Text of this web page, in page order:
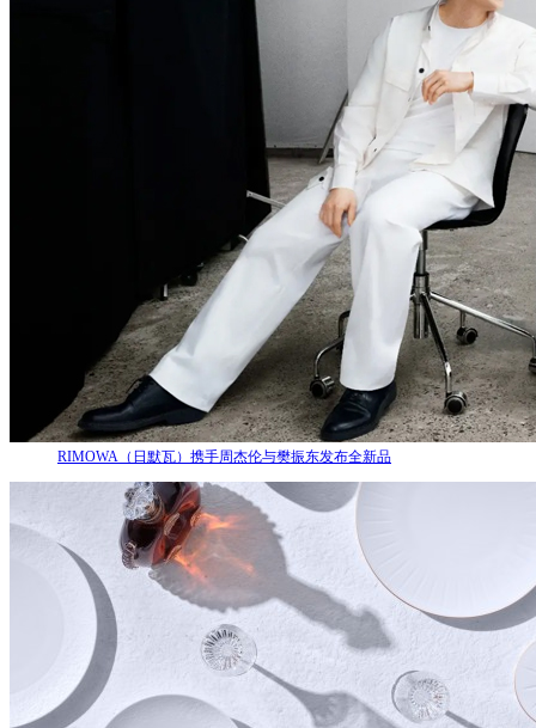
RIMOWA（日默瓦）携手周杰伦与樊振东发布全新品